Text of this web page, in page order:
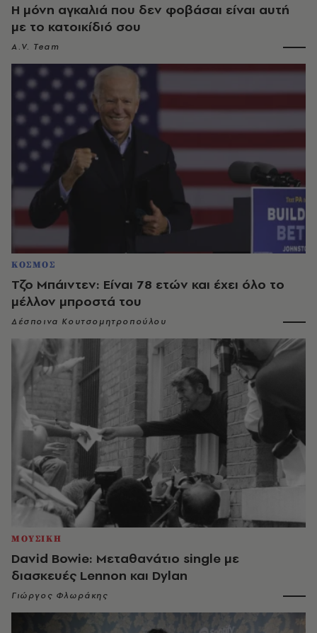
Η μόνη αγκαλιά που δεν φοβάσαι είναι αυτή
με το κατοικίδιό σου
A.V. Team
ΚΟΣΜΟΣ
Τζο Μπάιντεν: Είναι 78 ετών και έχει όλο το
μέλλον μπροστά του
Δέσποινα Κουτσομητροπούλου
ΜΟΥΣΙΚΗ
David Bowie: Μεταθανάτιο single με
διασκευές Lennon και Dylan
Γιώργος Φλωράκης